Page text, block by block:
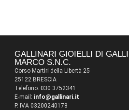
GALLINARI GIOIELLI DI
MARCO S.N.C.
Corso Martiri della Libertà 25
25122 BRESCIA
Telefono: 030 3752341
E-mail: info@gallinari.it
P. IVA 03200240178